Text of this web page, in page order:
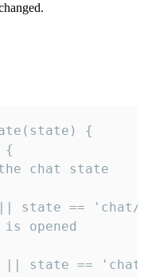
{
{
chat state
state ==
opened
state ==